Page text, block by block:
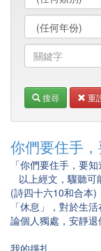
搜尋 重
你們要住手
「你們要住手，要
以上經文，驟聽可
(詩四十六10和合本)
「休息」，對於生
論個人獨處，安靜退
我的掙扎